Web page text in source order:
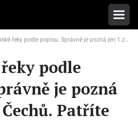
řeky podle popisu. Správně je pozná jen 1 z 10 Čechů. Patříte mezi výjimky?
podle
je pozná
Patříte